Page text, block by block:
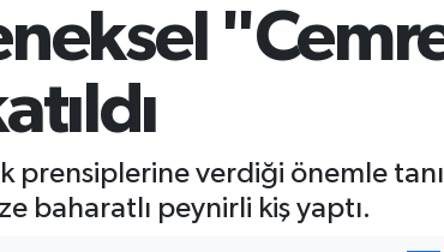
6513.94
BİST100
13.768
%48
prensiplerine verdiği önemle
baharatlı peynirli kiş yaptı.